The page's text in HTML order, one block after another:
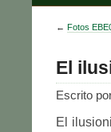
← Fotos
El
Escrito
El